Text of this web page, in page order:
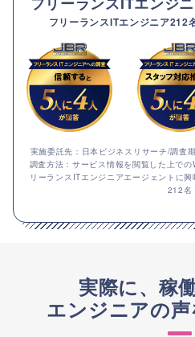
フリーランスITエンジニア212
実施委託先：日本ビジネスリサーチ/調
調査方法：サービス情報を閲覧した上で
リーランスITエンジニアエージェントに
212名
実際に、稼
エンジニアの